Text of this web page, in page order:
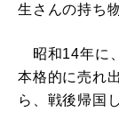
生さんの持ち
昭和14年に
本格的に売れ
ら、戦後帰国